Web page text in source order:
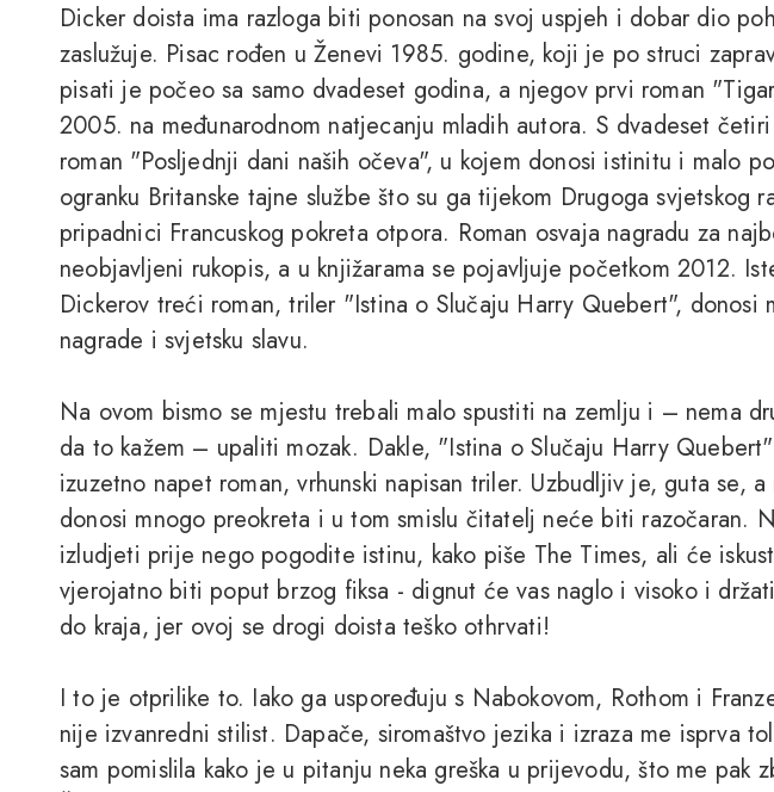
Dicker doista ima razloga biti ponosan na svoj uspjeh i dobar dio
zaslužuje. Pisac rođen u Ženevi 1985. godine, koji je po struci
pisati je počeo sa samo dvadeset godina, a njegov prvi roman
2005. na međunarodnom natjecanju mladih autora. S dvadeset
roman "Posljednji dani naših očeva", u kojem donosi istinitu i malo
ogranku Britanske tajne službe što su ga tijekom Drugoga svjetskog
pripadnici Francuskog pokreta otpora. Roman osvaja nagradu za
neobjavljeni rukopis, a u knjižarama se pojavljuje početkom 2012.
Dickerov treći roman, triler "Istina o Slučaju Harry Quebert", donosi
nagrade i svjetsku slavu.
Na ovom bismo se mjestu trebali malo spustiti na zemlju i – nema
da to kažem – upaliti mozak. Dakle, "Istina o Slučaju Harry
izuzetno napet roman, vrhunski napisan triler. Uzbudljiv je, guta se,
donosi mnogo preokreta i u tom smislu čitatelj neće biti razočaran.
izludjeti prije nego pogodite istinu, kako piše The Times, ali će
vjerojatno biti poput brzog fiksa - dignut će vas naglo i visoko i
do kraja, jer ovoj se drogi doista teško othrvati!
I to je otprilike to. Iako ga uspoređuju s Nabokovom, Rothom i
nije izvanredni stilist. Dapače, siromaštvo jezika i izraza me isprva
sam pomislila kako je u pitanju neka greška u prijevodu, što me pak